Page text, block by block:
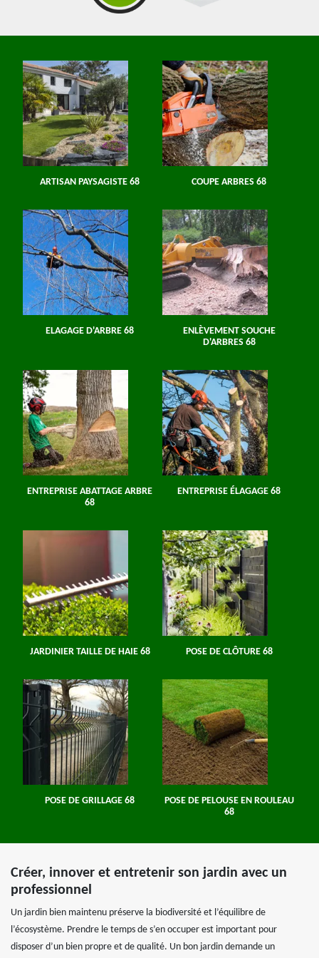
ARTISAN PAYSAGISTE 68 COUPE ARBRES 68
ELAGAGE D'ARBRE 68
ENLÈVEMENT SOUCHE
D'ARBRES 68
ENTREPRISE ABATTAGE ARBRE
68
ENTREPRISE ÉLAGAGE 68
JARDINIER TAILLE DE HAIE 68 POSE DE CLÔTURE 68
POSE DE GRILLAGE 68
POSE DE PELOUSE EN ROULEAU
68
Créer, innover et entretenir son jardin avec un
professionnel
Un jardin bien maintenu préserve la biodiversité et l’équilibre de
l’écosystème. Prendre le temps de s’en occuper est important pour
disposer d’un bien propre et de qualité. Un bon jardin demande un